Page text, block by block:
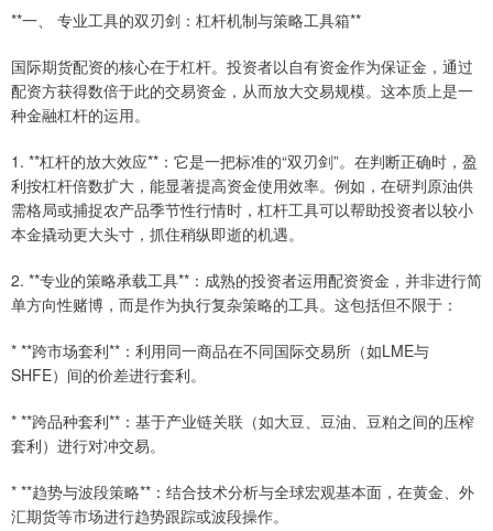
**一、 专业工具的双刃剑：杠杆机制与策略工具箱**
国际期货配资的核心在于杠杆。投资者以自有资金作为保证金，通过
配资方获得数倍于此的交易资金，从而放大交易规模。这本质上是一
种金融杠杆的运用。
1. **杠杆的放大效应**：它是一把标准的“双刃剑”。在判断正确时，盈
利按杠杆倍数扩大，能显著提高资金使用效率。例如，在研判原油供
需格局或捕捉农产品季节性行情时，杠杆工具可以帮助投资者以较小
本金撬动更大头寸，抓住稍纵即逝的机遇。
2. **专业的策略承载工具**：成熟的投资者运用配资资金，并非进行简
单方向性赌博，而是作为执行复杂策略的工具。这包括但不限于：
* **跨市场套利**：利用同一商品在不同国际交易所（如LME与
SHFE）间的价差进行套利。
* **跨品种套利**：基于产业链关联（如大豆、豆油、豆粕之间的压榨
套利）进行对冲交易。
* **趋势与波段策略**：结合技术分析与全球宏观基本面，在黄金、外
汇期货等市场进行趋势跟踪或波段操作。